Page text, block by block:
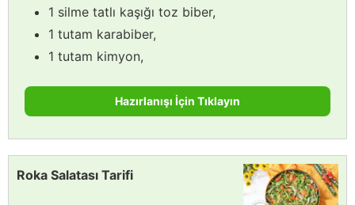
1 silme tatlı kaşığı toz biber,
1 tutam karabiber,
1 tutam kimyon,
Hazırlanışı İçin Tıklayın
Roka Salatası Tarifi